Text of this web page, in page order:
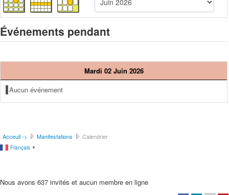
Événements pendant
Mardi 02 Juin 2026
Aucun événement
Acceuil -> Manifestations Calendrier
Français ▼
Nous avons 637 invités et aucun membre en ligne